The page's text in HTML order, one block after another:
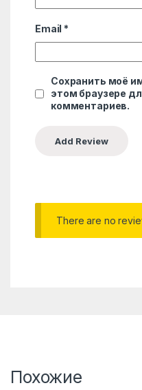
Email *
Сохранить моё
этом браузере
комментариев.
There are no
Похожие